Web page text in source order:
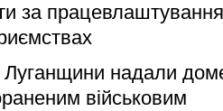
за
Луганщини надали
військовим